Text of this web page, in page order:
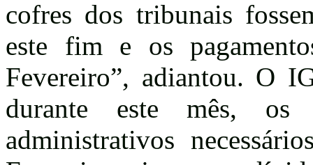
cofres dos tribunais
este fim e os
Fevereiro”, adiantou. O
durante este mês, os
administrativos